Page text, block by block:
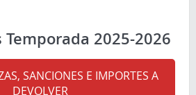
Temporada 2025-2026
SANCIONES E IMPORTES A
DEVOLVER